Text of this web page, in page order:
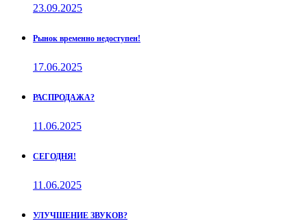
23.09.2025
Рынок временно недоступен!
17.06.2025
РАСПРОДАЖА?
11.06.2025
СЕГОДНЯ!
11.06.2025
УЛУЧШЕНИЕ ЗВУКОВ?